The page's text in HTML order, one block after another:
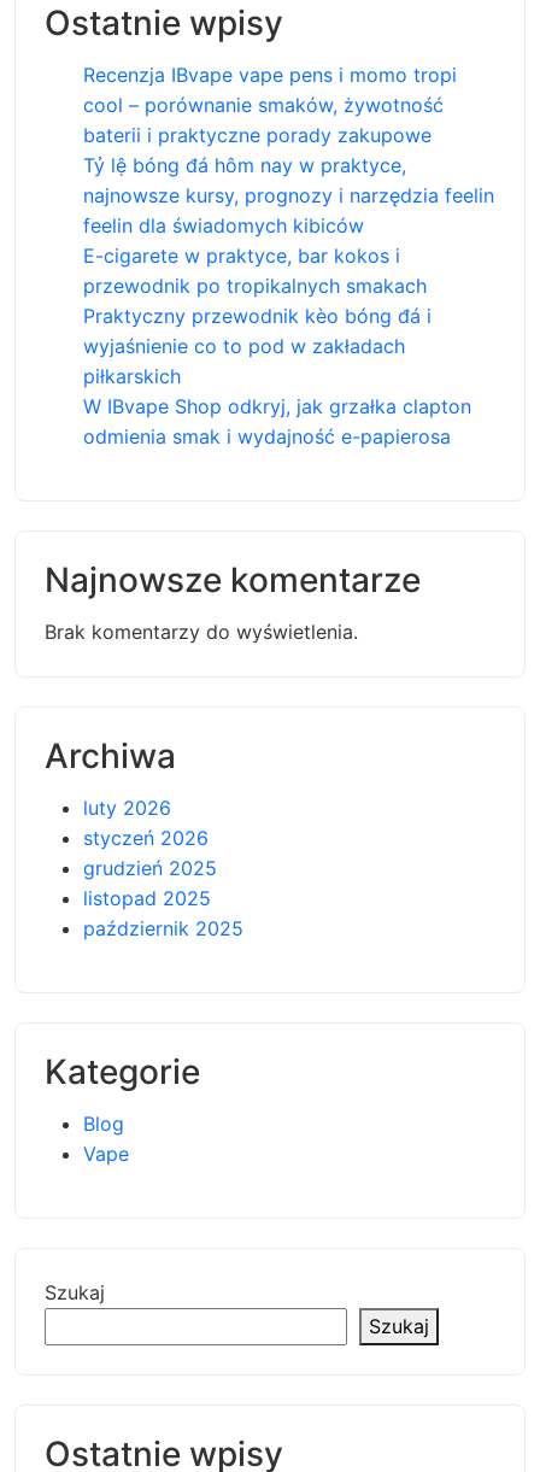
Ostatnie wpisy
Recenzja IBvape vape pens i momo tropi
cool – porównanie smaków, żywotność
baterii i praktyczne porady zakupowe
Tỷ lệ bóng đá hôm nay w praktyce,
najnowsze kursy, prognozy i narzędzia feelin
feelin dla świadomych kibiców
E-cigarete w praktyce, bar kokos i
przewodnik po tropikalnych smakach
Praktyczny przewodnik kèo bóng đá i
wyjaśnienie co to pod w zakładach
piłkarskich
W IBvape Shop odkryj, jak grzałka clapton
odmienia smak i wydajność e-papierosa
Najnowsze komentarze
Brak komentarzy do wyświetlenia.
Archiwa
luty 2026
styczeń 2026
grudzień 2025
listopad 2025
październik 2025
Kategorie
Blog
Vape
Szukaj
Szukaj
Ostatnie wpisy